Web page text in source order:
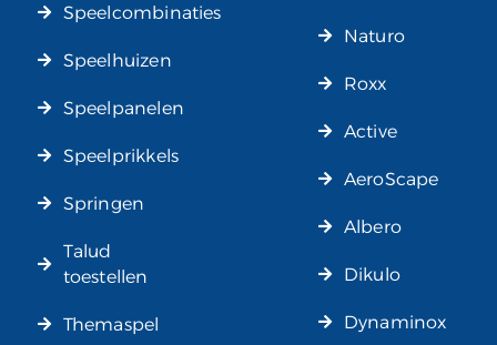
Speelcombinaties
Speelhuizen
Speelpanelen
Speelprikkels
Springen
Talud
toestellen
Themaspel
Naturo
Roxx
Active
AeroScape
Albero
Dikulo
Dynaminox